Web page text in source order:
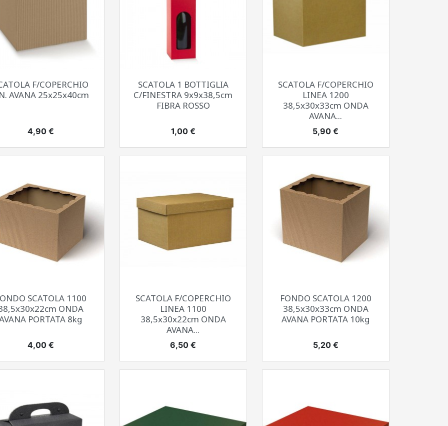
F/COPERCHIO
AVANA 25x25x40cm
Prezzo
4,90 €
SCATOLA 1 BOTTIGLIA
C/FINESTRA 9x9x38,5cm
FIBRA ROSSO
Prezzo
1,00 €
SCATOLA F/COPERCHIO
LINEA 1200
38,5x30x33cm ONDA
AVANA...
Prezzo
5,90 €
SCATOLA 1100
ONDA
PORTATA 8kg
Prezzo
4,00 €
SCATOLA F/COPERCHIO
LINEA 1100
38,5x30x22cm ONDA
AVANA...
Prezzo
6,50 €
FONDO SCATOLA 1200
38,5x30x33cm ONDA
AVANA PORTATA 10kg
Prezzo
5,20 €